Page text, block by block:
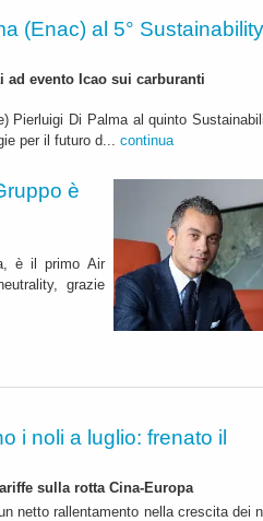
(Enac) al 5° Sustainability
ad evento Icao sui carburanti
Pierluigi Di Palma al quinto
per il futuro d... continua
è
è il primo Air
grazie
i noli a luglio: frenato il
sulla rotta Cina-Europa
netto rallentamento nella crescita dei